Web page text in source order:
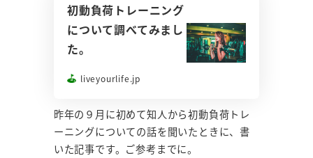
初動負荷トレーニング
について調べてみまし
た。
liveyourlife.jp
昨年の９月に初めて知人から初動負荷トレ
ーニングについての話を聞いたときに、書
いた記事です。ご参考までに。